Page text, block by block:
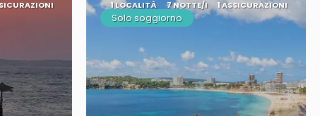
1 LOCALITÀ 7 NOTTE/I 1 ASSICURAZIONI
Solo soggiorno